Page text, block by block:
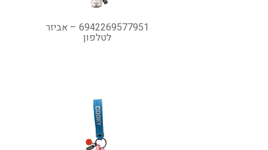
6942269577951 – אביזר
לטלפון